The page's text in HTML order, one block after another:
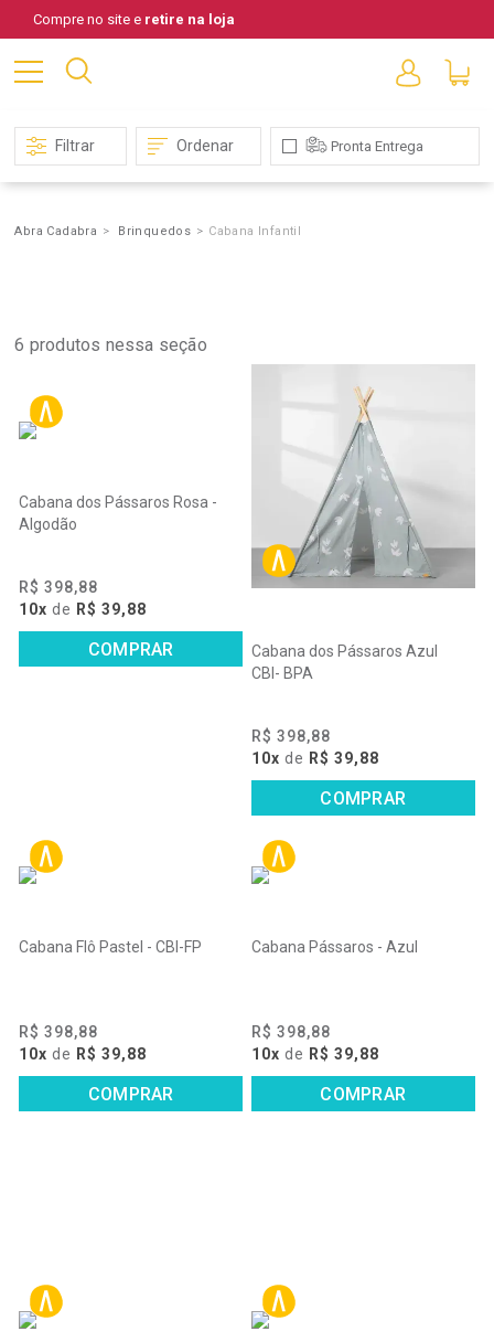
Compre no site e retire na loja
Abra Cadabra Brinquedos Cabana Infantil
Filtrar Ordenar Pronta Entrega
6 produtos nessa seção
Cabana dos Pássaros Rosa -
Algodão
R$ 398,88
10x de R$ 39,88
COMPRAR
Cabana dos Pássaros Azul
CBI- BPA
R$ 398,88
10x de R$ 39,88
COMPRAR
Cabana Flô Pastel - CBI-FP
R$ 398,88
10x de R$ 39,88
COMPRAR
Cabana Pássaros - Azul
R$ 398,88
10x de R$ 39,88
COMPRAR